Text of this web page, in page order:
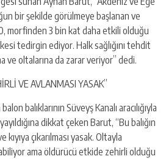
bir şekilde görülmeye başlanan ve
morfinden 3 bin kat daha etkili olduğu
tedirgin ediyor. Halk sağlığını tehdit
ve oltalarına da zarar veriyor” dedi.
VE AVLANMASI YASAK”
balıklarının Süveyş Kanalı aracılığıyla
dikkat çeken Barut, “Bu balığın
çıkarılması yasak. Oltayla
ama öldürücü etkide zehirli olduğu